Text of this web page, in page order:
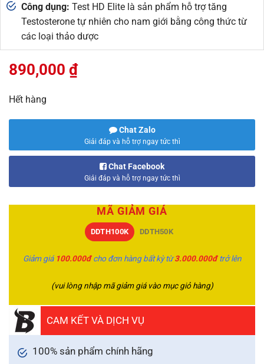
Công dụng: Test HD Elite là sản phẩm hỗ trợ tăng
Testosterone tự nhiên cho nam giới bằng công thức từ
các loại thảo dược
890,000 ₫
Hết hàng
Chat Zalo
Giải đáp và hỗ trợ ngay tức thì
Chat Facebook
Giải đáp và hỗ trợ ngay tức thì
MÃ GIẢM GIÁ
DDTH100K DDTH50K
Giảm giá 100.000đcho đơn hàng bất kỳ từ3.000.000đ trở lên
(vui lòng nhập mã giảm giá vào mục giỏ hàng)
CAM KẾT VÀ DỊCH VỤ
100% sản phẩm chính hãng